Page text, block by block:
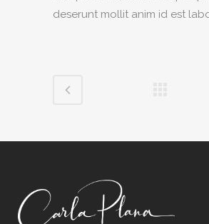
deserunt mollit anim id est